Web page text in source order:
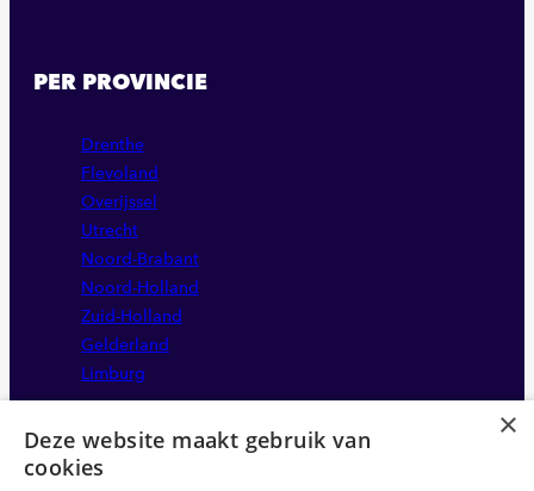
PER PROVINCIE
Drenthe
Flevoland
Overijssel
Utrecht
Noord-Brabant
Noord-Holland
Zuid-Holland
Gelderland
Limburg
×
Deze website maakt gebruik van
cookies